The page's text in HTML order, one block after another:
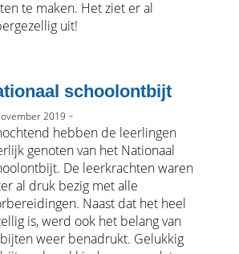
te maken. Het ziet er al
uit!
schoolontbijt
2019 -
hebben de leerlingen
genoten van het Nationaal
De leerkrachten waren
al druk bezig met alle
Naast dat het heel
is, werd ook het belang van
weer benadrukt. Gelukkig